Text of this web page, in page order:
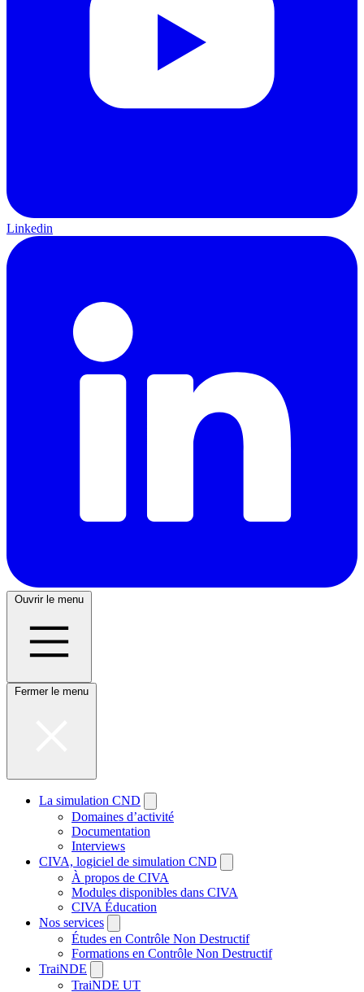
Linkedin
Ouvrir le menu
Fermer le menu
La simulation CND
Domaines d’activité
Documentation
Interviews
CIVA, logiciel de simulation CND
À propos de CIVA
Modules disponibles dans CIVA
CIVA Éducation
Nos services
Études en Contrôle Non Destructif
Formations en Contrôle Non Destructif
TraiNDE
TraiNDE UT